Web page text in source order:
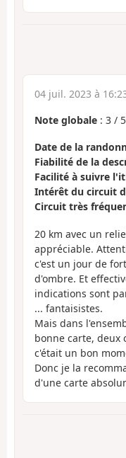
04 juil. 2023 à
Note globale : 3 / 5
Date de la
Fiabilité de la
Facilité à suivre
Intérêt du circuit
Circuit très
20 km avec un
appréciable.
c'est un jour de
d'ombre. Et
indications sont
... fantaisistes.
Mais dans
bonne carte, deux
c'était un bon
Donc je la
d'une carte